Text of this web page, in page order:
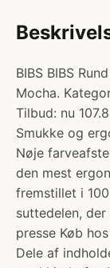
BIBS BIBS
Mocha.
Tilbud: nu
Smukke og
Nøje
den mest
fremstillet i
suttedelen,
presse Køb
Dele af